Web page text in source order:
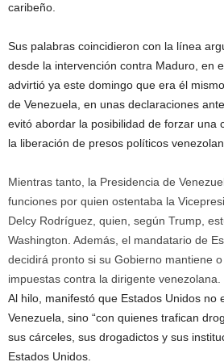
caribeño.
Sus palabras coincidieron con la línea
desde la intervención contra Maduro, en
advirtió ya este domingo que era él
de Venezuela, en unas declaraciones
evitó abordar la posibilidad de forzar una
la liberación de presos políticos
Mientras tanto, la Presidencia de
funciones por quien ostentaba la
Delcy Rodríguez, quien, según Trump,
Washington. Además, el mandatario de
decidirá pronto si su Gobierno mantiene
impuestas contra la dirigente venezolana.
Al hilo, manifestó que Estados Unidos no
Venezuela, sino “con quienes trafican
sus cárceles, sus drogadictos y sus
Estados Unidos.